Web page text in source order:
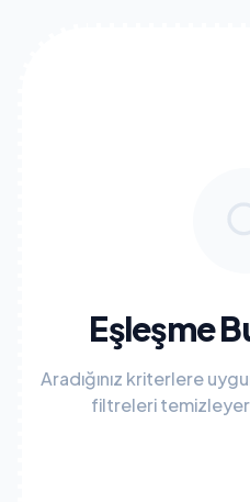
Eşleşme
Aradığınız kriterlere
filtreleri